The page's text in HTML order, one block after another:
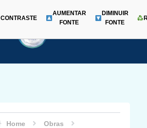
Menu
CONTRASTE
AUMENTAR
FONTE
DIMINUIR
FONTE
Home
Obras